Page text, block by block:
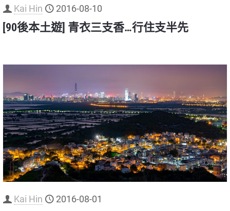
Kai Hin 2016-08-10
[90後本土遊] 青衣三支香…行住支半先
Kai Hin 2016-08-01